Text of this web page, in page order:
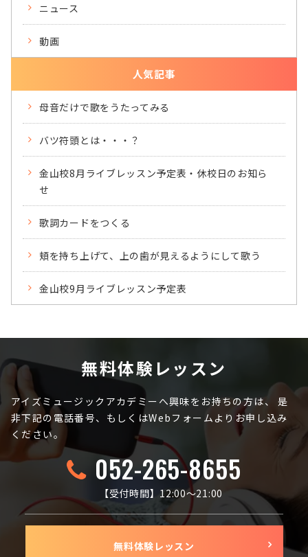
ニュース
動画
人気記事
母音だけで歌をうたってみる
バツ符頭とは・・・？
金山校8月ライブレッスン予定表・休校日のお知ら
せ
歌詞カードをつくる
頬を持ち上げて、上の歯が見えるようにして歌う
金山校9月ライブレッスン予定表
無料体験レッスン
アイズミュージックアカデミーへ興味をお持ちの方は、
是
非下記の電話番号、もしくはWebフォームよりお申し込み
ください。
052-265-8655
【受付時間】12:00〜21:00
無料体験レッスン